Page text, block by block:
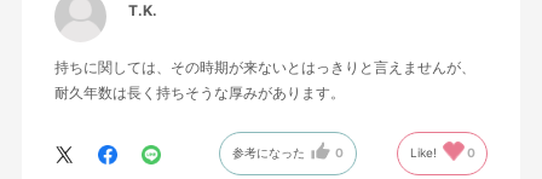
T.K.
持ちに関しては、その時期が来ないとはっきりと言えませんが、
耐久年数は長く持ちそうな厚みがあります。
参考になった 0 Like! 0